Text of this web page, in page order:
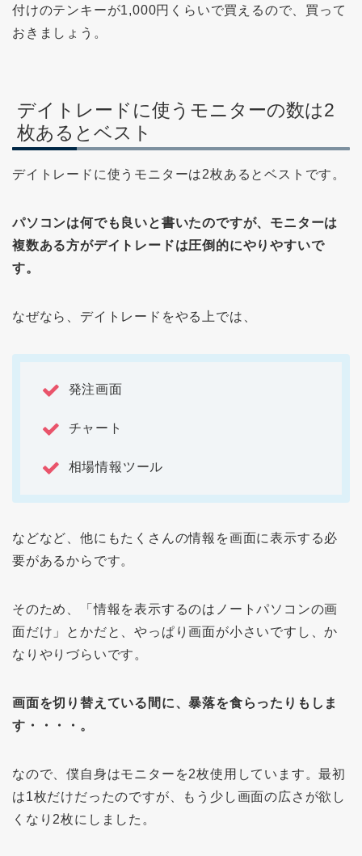
付けのテンキーが1,000円くらいで買えるので、買って
おきましょう。
デイトレードに使うモニターの数は2
枚あるとベスト
デイトレードに使うモニターは2枚あるとベストです。
パソコンは何でも良いと書いたのですが、モニターは
複数ある方がデイトレードは圧倒的にやりやすいで
す。
なぜなら、デイトレードをやる上では、
発注画面
チャート
相場情報ツール
などなど、他にもたくさんの情報を画面に表示する必
要があるからです。
そのため、「情報を表示するのはノートパソコンの画
面だけ」とかだと、やっぱり画面が小さいですし、か
なりやりづらいです。
画面を切り替えている間に、暴落を食らったりもしま
す・・・・。
なので、僕自身はモニターを2枚使用しています。最初
は1枚だけだったのですが、もう少し画面の広さが欲し
くなり2枚にしました。